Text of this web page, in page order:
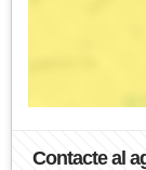
Contacte al